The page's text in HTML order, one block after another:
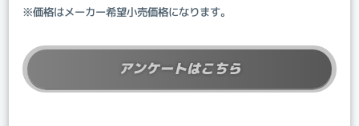
※価格はメーカー希望小売価格になります。
アンケートはこちら